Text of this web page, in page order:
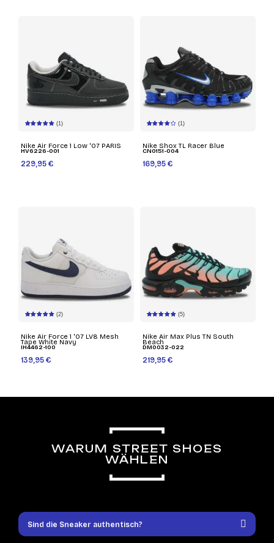
(1)
Nike Air Force 1 Low '07 PARIS
HV6226-001
229,95 €
(1)
Nike Shox TL Racer Blue
CN0151-004
169,95 €
(2)
Nike Air Force 1 '07 LV8 Mesh
Tape White Navy
IH4462-100
139,95 €
(5)
Nike Air Max Plus TN South
Beach
DM0032-022
219,95 €
WARUM STREET SHOES
WÄHLEN
Sind die Sneaker authentisch?